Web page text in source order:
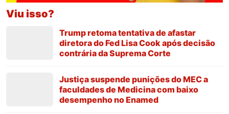
Viu isso?
Trump retoma tentativa de afastar
diretora do Fed Lisa Cook após decisão
contrária da Suprema Corte
Justiça suspende punições do MEC a
faculdades de Medicina com baixo
desempenho no Enamed